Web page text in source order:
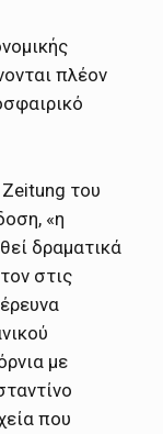
πλέον
του
«η
δραματικά
στις
με
που